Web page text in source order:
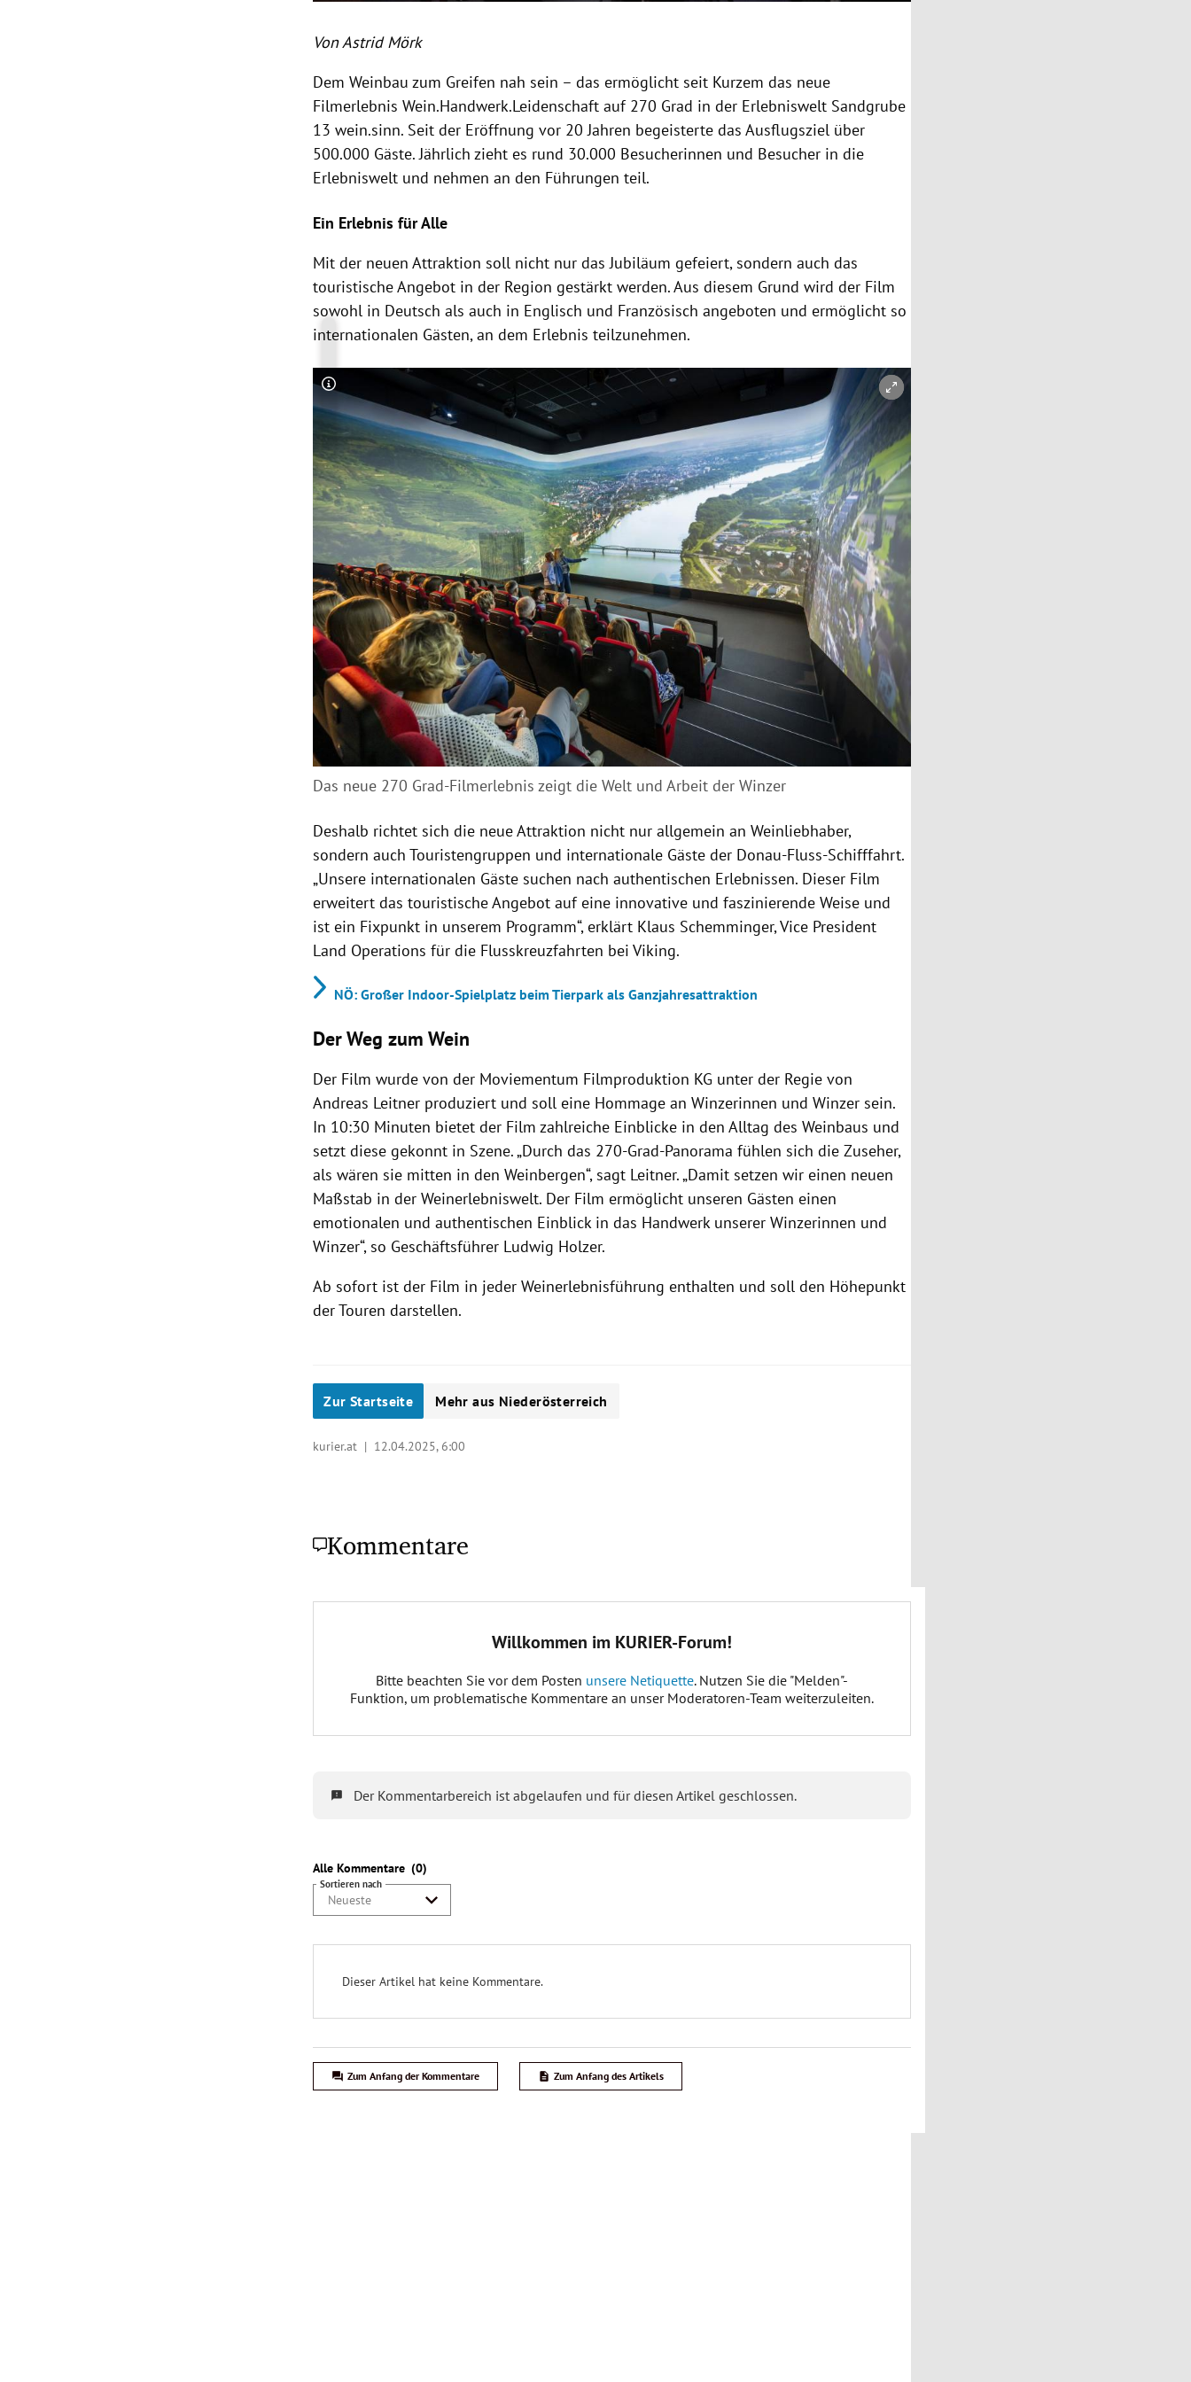
Von Astrid Mörk
Dem Weinbau zum Greifen nah sein – das ermöglicht seit Kurzem das neue
Filmerlebnis Wein.Handwerk.Leidenschaft auf 270 Grad in der Erlebniswelt Sandgrube
13 wein.sinn. Seit der Eröffnung vor 20 Jahren begeisterte das Ausflugsziel über
500.000 Gäste. Jährlich zieht es rund 30.000 Besucherinnen und Besucher in die
Erlebniswelt und nehmen an den Führungen teil.
Ein Erlebnis für Alle
Mit der neuen Attraktion soll nicht nur das Jubiläum gefeiert, sondern auch das
touristische Angebot in der Region gestärkt werden. Aus diesem Grund wird der Film
sowohl in Deutsch als auch in Englisch und Französisch angeboten und ermöglicht so
internationalen Gästen, an dem Erlebnis teilzunehmen.
Copyright-Hinweis öffnen/schließen
Das neue 270 Grad-Filmerlebnis zeigt die Welt und Arbeit der Winzer
Deshalb richtet sich die neue Attraktion nicht nur allgemein an Weinliebhaber,
sondern auch Touristengruppen und internationale Gäste der Donau-Fluss-Schifffahrt.
„Unsere internationalen Gäste suchen nach authentischen Erlebnissen. Dieser Film
erweitert das touristische Angebot auf eine innovative und faszinierende Weise und
ist ein Fixpunkt in unserem Programm“, erklärt Klaus Schemminger, Vice President
Land Operations für die Flusskreuzfahrten bei Viking.
NÖ: Großer Indoor-Spielplatz beim Tierpark als Ganzjahresattraktion
Der Weg zum Wein
Der Film wurde von der Moviementum Filmproduktion KG unter der Regie von
Andreas Leitner produziert und soll eine Hommage an Winzerinnen und Winzer sein.
In 10:30 Minuten bietet der Film zahlreiche Einblicke in den Alltag des Weinbaus und
setzt diese gekonnt in Szene. „Durch das 270-Grad-Panorama fühlen sich die Zuseher,
als wären sie mitten in den Weinbergen“, sagt Leitner. „Damit setzen wir einen neuen
Maßstab in der Weinerlebniswelt. Der Film ermöglicht unseren Gästen einen
emotionalen und authentischen Einblick in das Handwerk unserer Winzerinnen und
Winzer“, so Geschäftsführer Ludwig Holzer.
Ab sofort ist der Film in jeder Weinerlebnisführung enthalten und soll den Höhepunkt
der Touren darstellen.
Zur Startseite Mehr aus Niederösterreich
kurier.at | 12.04.2025, 6:00
Kommentare